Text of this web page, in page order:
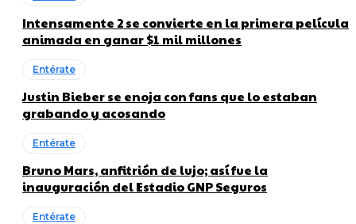
Intensamente 2 se convierte en la primera película
animada en ganar $1 mil millones
Entérate
Justin Bieber se enoja con fans que lo estaban
grabando y acosando
Entérate
Bruno Mars, anfitrión de lujo; así fue la
inauguración del Estadio GNP Seguros
Entérate